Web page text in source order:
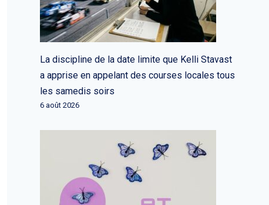
La discipline de la date limite que Kelli Stavast
a apprise en appelant des courses locales tous
les samedis soirs
6 août 2026